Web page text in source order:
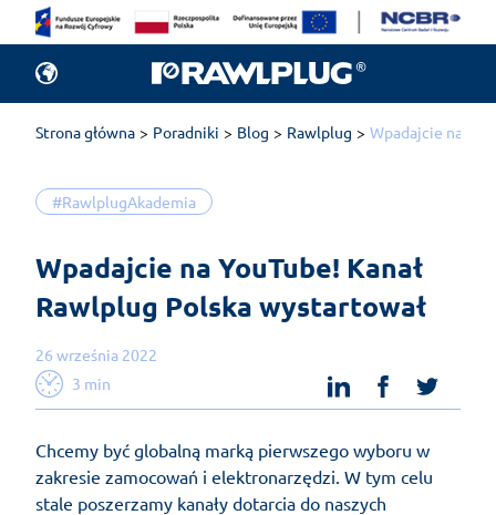
Strona główna Poradniki Blog Rawlplug Wpadajcie na
#RawlplugAkademia
Wpadajcie na YouTube! Kanał
Rawlplug Polska wystartował
26 września 2022
3 min
linkedinfacebook
Chcemy być globalną marką pierwszego wyboru w
zakresie zamocowań i elektronarzędzi. W tym celu
stale poszerzamy kanały dotarcia do naszych